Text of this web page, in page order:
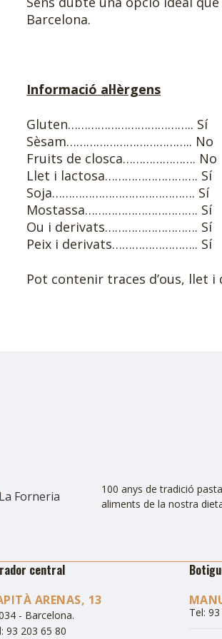
Barcelona.
Informació al·lèrgens
Gluten……………………………….. Sí
Sèsam……………………………….. No
Fruits de closca…………………. No
Llet i lactosa………………………. Sí
Soja……………………………………. Sí
Mostassa……………………………. Sí
Ou i derivats………………………. Sí
Peix i derivats…………………….. Sí
Pot contenir traces d’ous, llet
100 anys de tradició
aliments de la nostra
central
ARENAS, 13
- Barcelona.
93 203 65 80
Tel: